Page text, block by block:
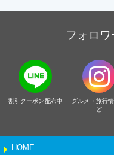
フォロ
割引クーポン配布中
グルメ・旅行
ど
HOME